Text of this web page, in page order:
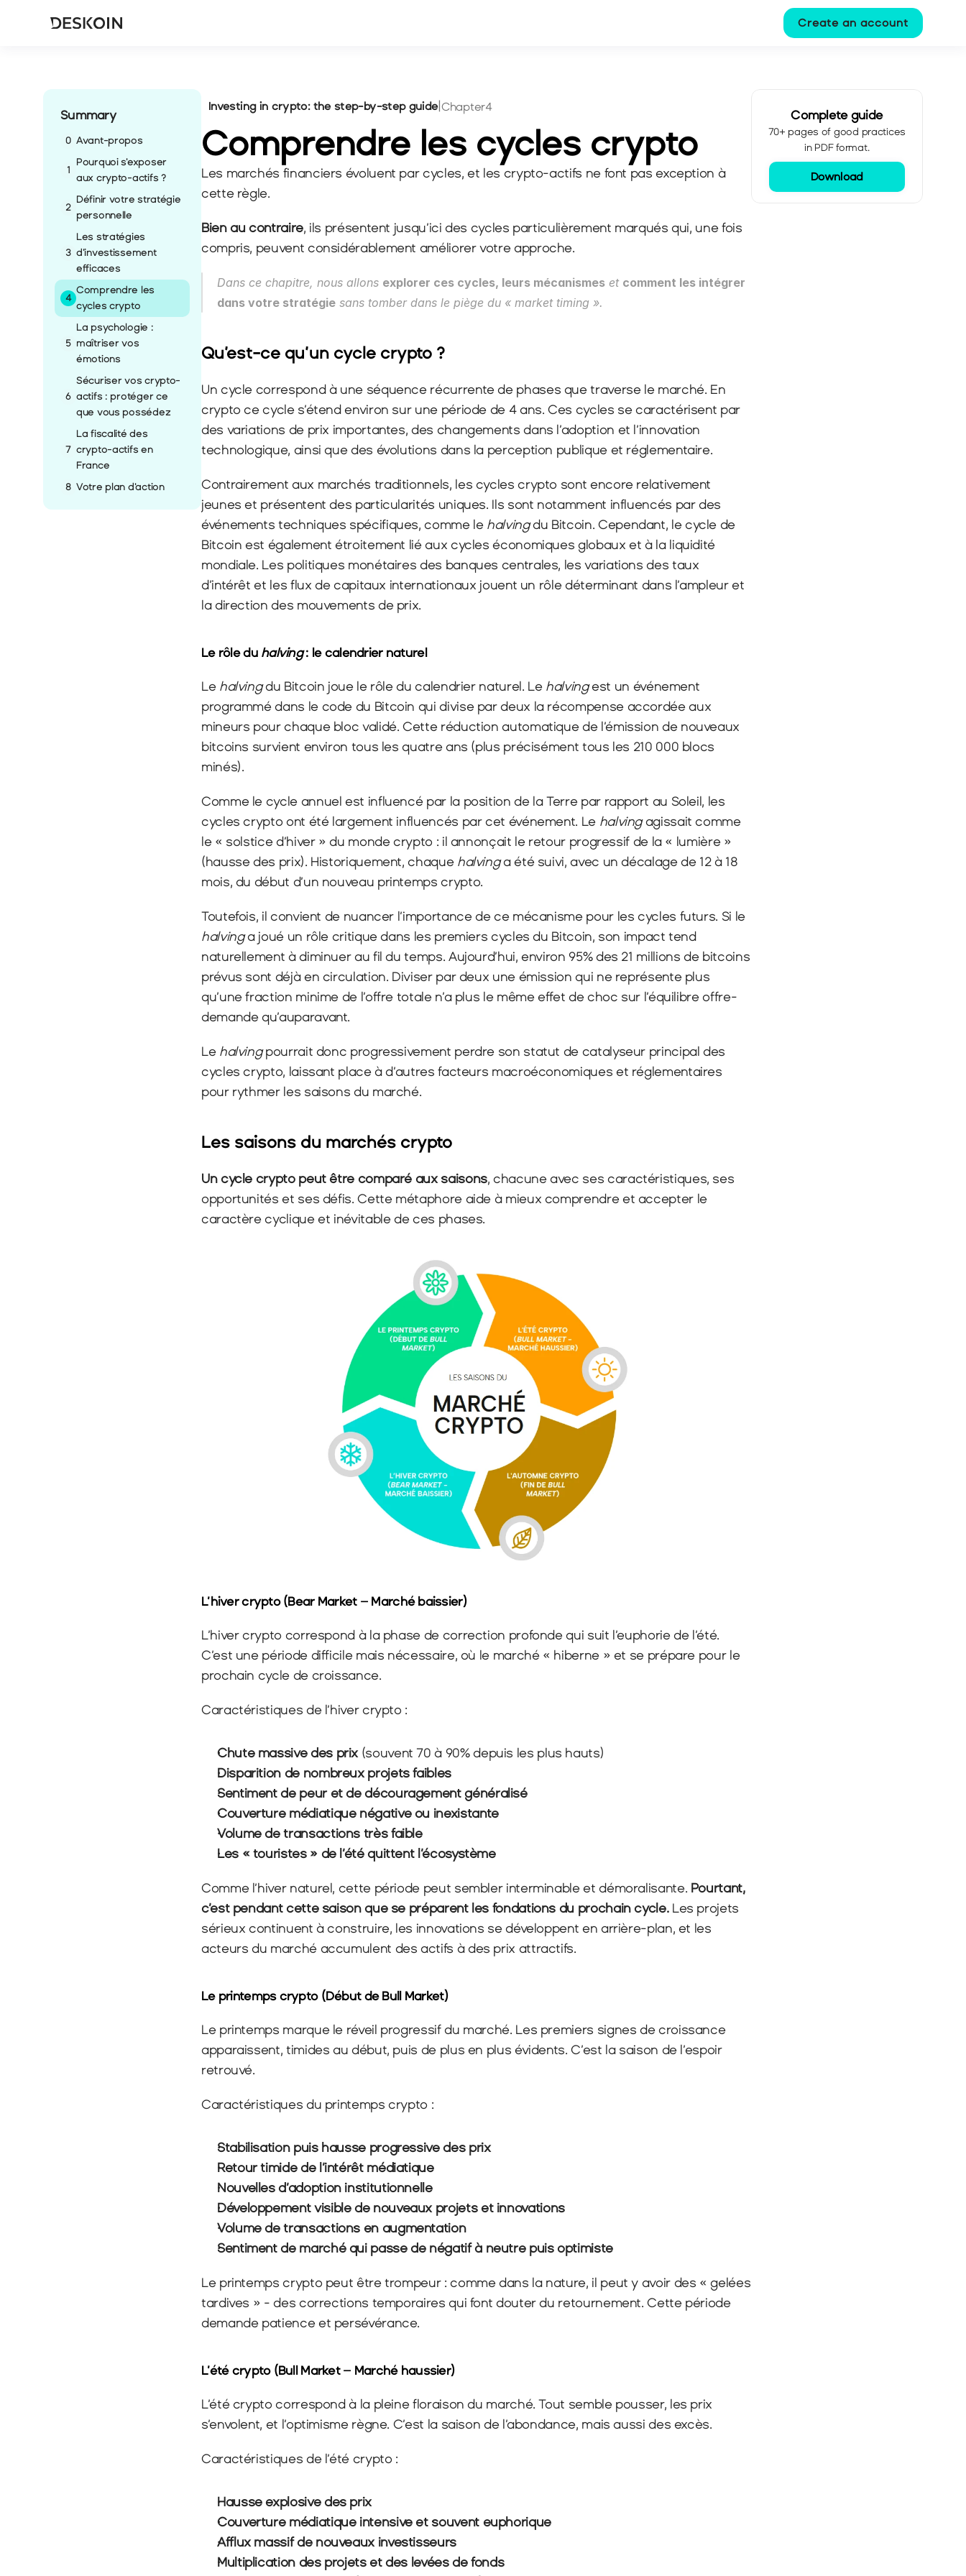
Create an account
Summary
0 Avant-propos
1
Pourquoi s'exposer
aux crypto-actifs ?
2
Définir votre stratégie
personnelle
3
Les stratégies
d'investissement
efficaces
4
Comprendre les
cycles crypto
5
La psychologie :
maîtriser vos
émotions
6
Sécuriser vos crypto-
actifs : protéger ce
que vous possédez
7
La fiscalité des
crypto-actifs en
France
8 Votre plan d'action
Investing in crypto: the step-by-step guide|Chapter4
Comprendre les cycles crypto
Les marchés financiers évoluent par cycles, et les crypto-actifs ne font pas exception à
cette règle.
Bien au contraire, ils présentent jusqu’ici des cycles particulièrement marqués qui, une fois
compris, peuvent considérablement améliorer votre approche.
Dans ce chapitre, nous allons explorer ces cycles, leurs mécanismes et comment les intégrer
dans votre stratégie sans tomber dans le piège du « market timing ».
Qu’est-ce qu’un cycle crypto ?
Un cycle correspond à une séquence récurrente de phases que traverse le marché. En
crypto ce cycle s’étend environ sur une période de 4 ans. Ces cycles se caractérisent par
des variations de prix importantes, des changements dans l’adoption et l’innovation
technologique, ainsi que des évolutions dans la perception publique et réglementaire.
Contrairement aux marchés traditionnels, les cycles crypto sont encore relativement
jeunes et présentent des particularités uniques. Ils sont notamment influencés par des
événements techniques spécifiques, comme le halving du Bitcoin. Cependant, le cycle de
Bitcoin est également étroitement lié aux cycles économiques globaux et à la liquidité
mondiale. Les politiques monétaires des banques centrales, les variations des taux
d’intérêt et les flux de capitaux internationaux jouent un rôle déterminant dans l’ampleur et
la direction des mouvements de prix.
Le rôle du halving : le calendrier naturel
Le halving du Bitcoin joue le rôle du calendrier naturel. Le halving est un événement
programmé dans le code du Bitcoin qui divise par deux la récompense accordée aux
mineurs pour chaque bloc validé. Cette réduction automatique de l’émission de nouveaux
bitcoins survient environ tous les quatre ans (plus précisément tous les 210 000 blocs
minés).
Comme le cycle annuel est influencé par la position de la Terre par rapport au Soleil, les
cycles crypto ont été largement influencés par cet événement. Le halving agissait comme
le « solstice d’hiver » du monde crypto : il annonçait le retour progressif de la « lumière »
(hausse des prix). Historiquement, chaque halving a été suivi, avec un décalage de 12 à 18
mois, du début d’un nouveau printemps crypto.
Toutefois, il convient de nuancer l’importance de ce mécanisme pour les cycles futurs. Si le
halving a joué un rôle critique dans les premiers cycles du Bitcoin, son impact tend
naturellement à diminuer au fil du temps. Aujourd’hui, environ 95% des 21 millions de bitcoins
prévus sont déjà en circulation. Diviser par deux une émission qui ne représente plus
qu’une fraction minime de l’offre totale n’a plus le même effet de choc sur l’équilibre offre-
demande qu’auparavant.
Le halving pourrait donc progressivement perdre son statut de catalyseur principal des
cycles crypto, laissant place à d’autres facteurs macroéconomiques et réglementaires
pour rythmer les saisons du marché.
Les saisons du marchés crypto
Un cycle crypto peut être comparé aux saisons, chacune avec ses caractéristiques, ses
opportunités et ses défis. Cette métaphore aide à mieux comprendre et accepter le
caractère cyclique et inévitable de ces phases.
L’hiver crypto (Bear Market – Marché baissier)
L’hiver crypto correspond à la phase de correction profonde qui suit l’euphorie de l’été.
C’est une période difficile mais nécessaire, où le marché « hiberne » et se prépare pour le
prochain cycle de croissance.
Caractéristiques de l’hiver crypto :
Chute massive des prix (souvent 70 à 90% depuis les plus hauts)
Disparition de nombreux projets faibles
Sentiment de peur et de découragement généralisé
Couverture médiatique négative ou inexistante
Volume de transactions très faible
Les « touristes » de l’été quittent l’écosystème
Comme l’hiver naturel, cette période peut sembler interminable et démoralisante. Pourtant,
c’est pendant cette saison que se préparent les fondations du prochain cycle. Les projets
sérieux continuent à construire, les innovations se développent en arrière-plan, et les
acteurs du marché accumulent des actifs à des prix attractifs.
Le printemps crypto (Début de Bull Market)
Le printemps marque le réveil progressif du marché. Les premiers signes de croissance
apparaissent, timides au début, puis de plus en plus évidents. C’est la saison de l’espoir
retrouvé.
Caractéristiques du printemps crypto :
Stabilisation puis hausse progressive des prix
Retour timide de l’intérêt médiatique
Nouvelles d’adoption institutionnelle
Développement visible de nouveaux projets et innovations
Volume de transactions en augmentation
Sentiment de marché qui passe de négatif à neutre puis optimiste
Le printemps crypto peut être trompeur : comme dans la nature, il peut y avoir des « gelées
tardives » - des corrections temporaires qui font douter du retournement. Cette période
demande patience et persévérance.
L’été crypto (Bull Market – Marché haussier)
L’été crypto correspond à la pleine floraison du marché. Tout semble pousser, les prix
s’envolent, et l’optimisme règne. C’est la saison de l’abondance, mais aussi des excès.
Caractéristiques de l’été crypto :
Hausse explosive des prix
Couverture médiatique intensive et souvent euphorique
Afflux massif de nouveaux investisseurs
Multiplication des projets et des levées de fonds
Complete guide
70+ pages of good practices
in PDF format.
Download